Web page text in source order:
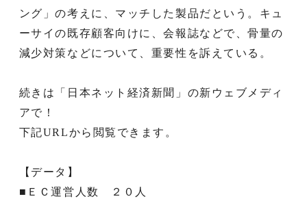
ング」の考えに、マッチした製品だという。キュ
ーサイの既存顧客向けに、会報誌などで、骨量の
減少対策などについて、重要性を訴えている。
続きは「日本ネット経済新聞」の新ウェブメディ
アで！
下記URLから閲覧できます。
【データ】
■ＥＣ運営人数 ２０人